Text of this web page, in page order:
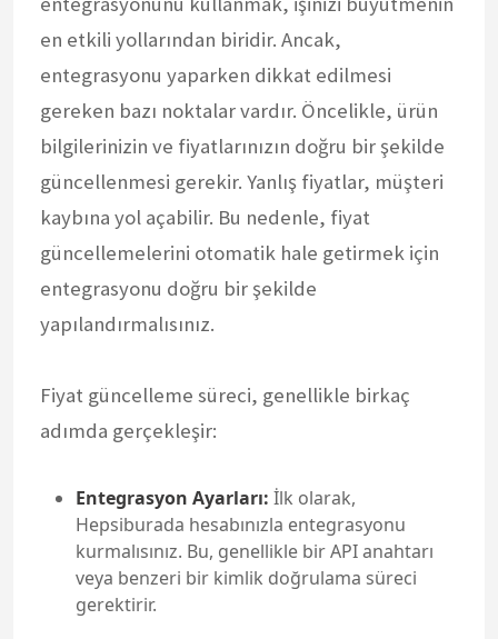
en etkili yollarından biridir. Ancak,
entegrasyonu yaparken dikkat edilmesi
gereken bazı noktalar vardır. Öncelikle, ürün
bilgilerinizin ve fiyatlarınızın doğru bir şekilde
güncellenmesi gerekir. Yanlış fiyatlar, müşteri
kaybına yol açabilir. Bu nedenle, fiyat
güncellemelerini otomatik hale getirmek için
entegrasyonu doğru bir şekilde
yapılandırmalısınız.
Fiyat güncelleme süreci, genellikle birkaç
adımda gerçekleşir:
Entegrasyon Ayarları: İlk olarak,
Hepsiburada hesabınızla entegrasyonu
kurmalısınız. Bu, genellikle bir API anahtarı
veya benzeri bir kimlik doğrulama süreci
gerektirir.